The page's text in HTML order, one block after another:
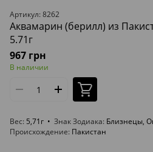
Артикул: 8262
Аквамарин (берилл) из
5.71г
967 грн
В наличии
Вес 5,71г Знак Зодиака Близнецы,
Происхождение Пакистан